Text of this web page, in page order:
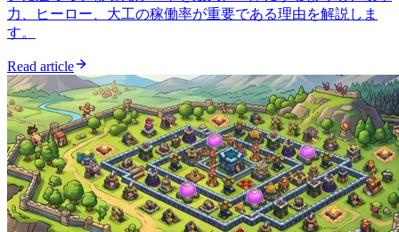
力、ヒーロー、大工の稼働率が重要である理由を解説しま
す。
Read article